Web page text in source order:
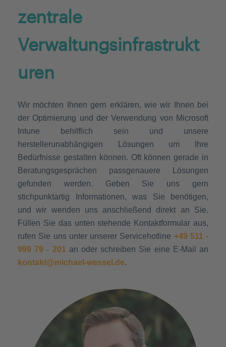
zentrale
Verwaltungsinfrastrukt
uren
Wir möchten Ihnen gern erklären, wie wir Ihnen bei
der Optimierung und der Verwendung von Microsoft
Intune behilflich sein und unsere
herstellerunabhängigen Lösungen um Ihre
Bedürfnisse gestalten können. Oft können gerade in
Beratungsgesprächen passgenauere Lösungen
gefunden werden. Geben Sie uns gern
stichpunktartig Informationen, was Sie benötigen,
und wir wenden uns anschließend direkt an Sie.
Füllen Sie das unten stehende Kontaktformular aus,
rufen Sie uns unter unserer Servicehotline +49 511 -
999 79 - 201 an oder schreiben Sie eine E-Mail an
kontakt@michael-wessel.de.